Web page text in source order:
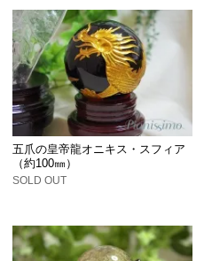
五爪の皇帝龍オニキス・スフィア
（約100㎜）
SOLD OUT